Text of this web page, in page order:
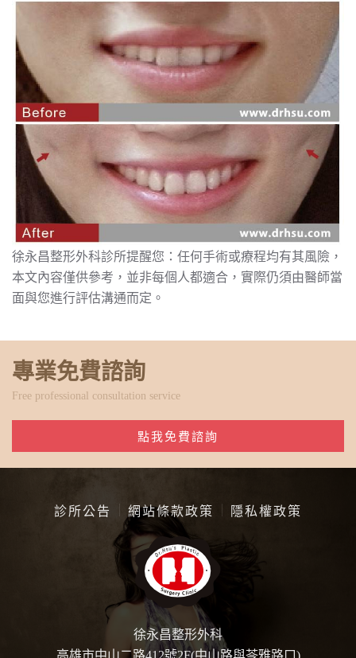
徐永昌整形外科診所提醒您：任何手術或療程均有其風險，
本文內容僅供參考，並非每個人都適合，實際仍須由醫師當
面與您進行評估溝通而定。
專業免費諮詢
Free professional consultation service
點我免費諮詢
診所公告 網站條款政策 隱私權政策
徐永昌整形外科
高雄市中山二路412號2F(中山路與苓雅路口)